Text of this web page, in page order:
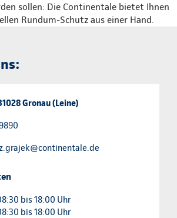
sollen: Die Continentale bietet Ihnen
Rundum-Schutz aus einer Hand.
Gronau (Leine)
bis 18:00 Uhr
bis 18:00 Uhr